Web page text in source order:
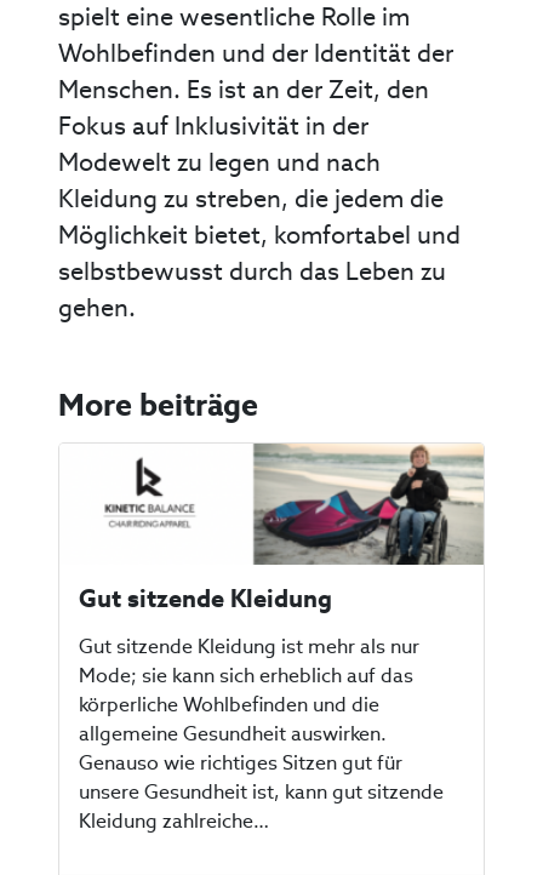
spielt eine wesentliche Rolle im
Wohlbefinden und der Identität der
Menschen. Es ist an der Zeit, den
Fokus auf Inklusivität in der
Modewelt zu legen und nach
Kleidung zu streben, die jedem die
Möglichkeit bietet, komfortabel und
selbstbewusst durch das Leben zu
gehen.
More beiträge
Gut sitzende Kleidung
Gut sitzende Kleidung ist mehr als nur
Mode; sie kann sich erheblich auf das
körperliche Wohlbefinden und die
allgemeine Gesundheit auswirken.
Genauso wie richtiges Sitzen gut für
unsere Gesundheit ist, kann gut sitzende
Kleidung zahlreiche…